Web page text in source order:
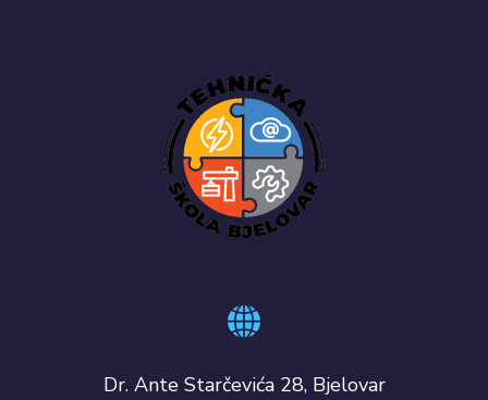
Dr. Ante Starčevića 28, Bjelovar